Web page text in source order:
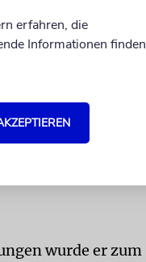
den
wurde
des
wurde er zum
erfahren, die
Informationen finden